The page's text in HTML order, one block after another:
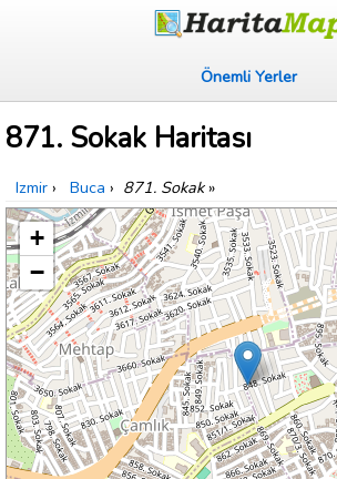
Önemli Yerler
871. Sokak Haritası
Izmir › Buca › 871. Sokak»
+
−